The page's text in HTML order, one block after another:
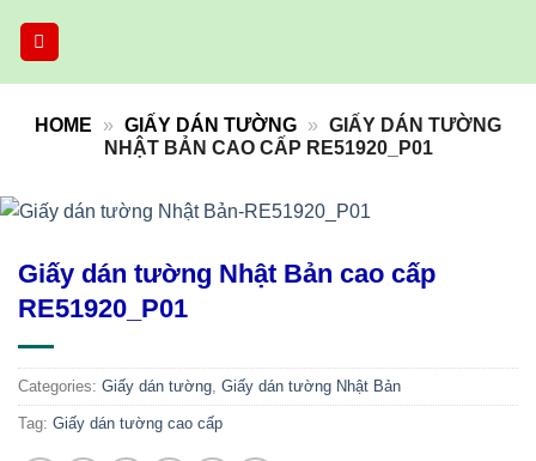
HOME » GIẤY DÁN TƯỜNG » GIẤY DÁN TƯỜNG
NHẬT BẢN CAO CẤP RE51920_P01
Giấy dán tường Nhật Bản cao cấp
RE51920_P01
Categories: Giấy dán tường, Giấy dán tường Nhật Bản
Tag: Giấy dán tường cao cấp